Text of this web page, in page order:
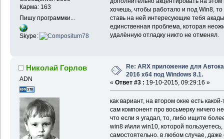
Карма: 163
Пишу программки...
Skype:
хочешь, чтобы работало и под Win8,
ставь на ней интересующие тебя
единственная проблема, которая
удалённую отладку никто не отменял.
Николай Горлов
ADN
Re: ARX приложение для
2016 x64 под Windows 8.1.
« Ответ #3 : 19-10-2015, 09:29:16 »
как вариант, на втором окне есть
сам компонент про восьмерку ничего
что если я угадал, то, либо ищите
win8 и\или win10, которой
самостоятельно. в любом случае,